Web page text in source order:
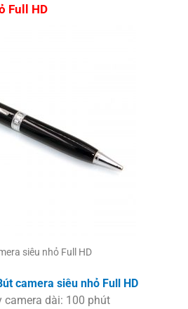
Full HD
siêu nhỏ Full HD
camera siêu nhỏ Full HD
camera dài: 100 phút